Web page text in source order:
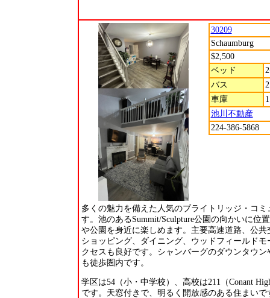
30209
Schaumburg
$2,500
ベッド
バス
車庫
1
池川不動産
224-386-5868
多くの魅力を備えた人気のブライトリッジ・コミ
す。池のあるSummit/Sculpture公園の向かいに位
や公園を身近に楽しめます。主要高速道路、公共
ショッピング、ダイニング、ウッドフィールドモ
クセスも良好です。シャンバーグのダウンタウン
も徒歩圏内です。
学区は54（小・中学校）、高校は211（Conant
です。天窓付きで、明るく開放感のある住まいで